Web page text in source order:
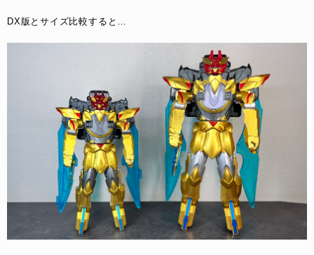
DX版とサイズ比較すると…